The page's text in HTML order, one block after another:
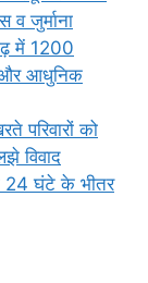
व जुर्माना
में 1200
और आधुनिक
परिवारों को
विवाद
24 घंटे के भीतर